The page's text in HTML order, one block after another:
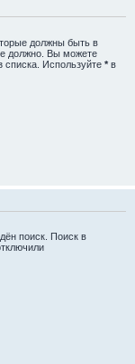
должны быть в
должно. Вы можете
списка. Используйте * в
поиск. Поиск в